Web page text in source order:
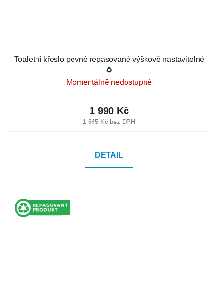
Toaletní křeslo pevné repasované výškově nastavitelné
♻️
Momentálně nedostupné
1 645 Kč bez DPH
1 990 Kč
DETAIL